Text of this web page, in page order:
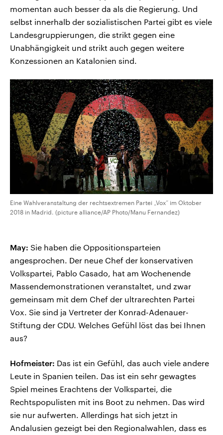
momentan auch besser da als die Regierung. Und
selbst innerhalb der sozialistischen Partei gibt es viele
Landesgruppierungen, die strikt gegen eine
Unabhängigkeit und strikt auch gegen weitere
Konzessionen an Katalonien sind.
Eine Wahlveranstaltung der rechtsextremen Partei „Vox“ im Oktober
2018 in Madrid. (picture alliance/AP Photo/Manu Fernandez)
May: Sie haben die Oppositionsparteien
angesprochen. Der neue Chef der konservativen
Volkspartei, Pablo Casado, hat am Wochenende
Massendemonstrationen veranstaltet, und zwar
gemeinsam mit dem Chef der ultrarechten Partei
Vox. Sie sind ja Vertreter der Konrad-Adenauer-
Stiftung der CDU. Welches Gefühl löst das bei Ihnen
aus?
Hofmeister: Das ist ein Gefühl, das auch viele andere
Leute in Spanien teilen. Das ist ein sehr gewagtes
Spiel meines Erachtens der Volkspartei, die
Rechtspopulisten mit ins Boot zu nehmen. Das wird
sie nur aufwerten. Allerdings hat sich jetzt in
Andalusien gezeigt bei den Regionalwahlen, dass es